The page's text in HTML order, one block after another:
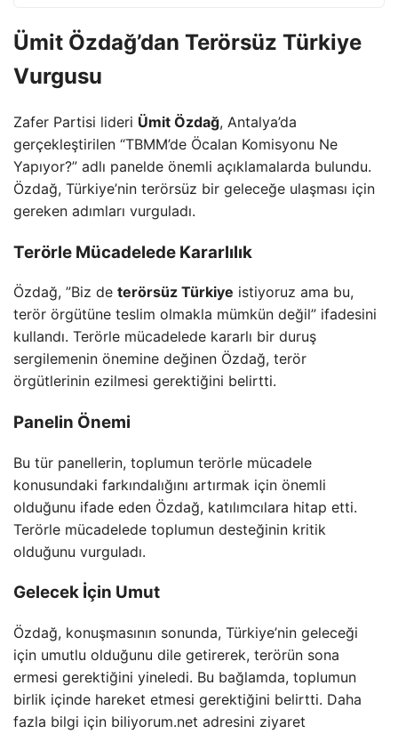
Ümit Özdağ’dan Terörsüz Türkiye
Vurgusu
Zafer Partisi lideri Ümit Özdağ, Antalya’da
gerçekleştirilen “TBMM’de Öcalan Komisyonu Ne
Yapıyor?” adlı panelde önemli açıklamalarda bulundu.
Özdağ, Türkiye’nin terörsüz bir geleceğe ulaşması için
gereken adımları vurguladı.
Terörle Mücadelede Kararlılık
Özdağ, ”Biz de terörsüz Türkiye istiyoruz ama bu,
terör örgütüne teslim olmakla mümkün değil” ifadesini
kullandı. Terörle mücadelede kararlı bir duruş
sergilemenin önemine değinen Özdağ, terör
örgütlerinin ezilmesi gerektiğini belirtti.
Panelin Önemi
Bu tür panellerin, toplumun terörle mücadele
konusundaki farkındalığını artırmak için önemli
olduğunu ifade eden Özdağ, katılımcılara hitap etti.
Terörle mücadelede toplumun desteğinin kritik
olduğunu vurguladı.
Gelecek İçin Umut
Özdağ, konuşmasının sonunda, Türkiye’nin geleceği
için umutlu olduğunu dile getirerek, terörün sona
ermesi gerektiğini yineledi. Bu bağlamda, toplumun
birlik içinde hareket etmesi gerektiğini belirtti. Daha
fazla bilgi için biliyorum.net adresini ziyaret